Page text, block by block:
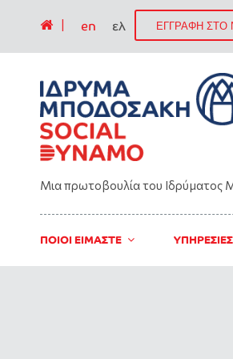
en ελ ΕΓΓΡΑΦΗ ΣΤΟ
Μια πρωτοβουλία του Ιδρύματος
ΠΟΙΟΙ ΕΙΜΑΣΤΕ ΥΠΗΡΕΣΙΕΣ